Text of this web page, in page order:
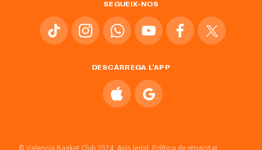
SEGUEIX-NOS
DESCÀRREGA L'APP
© Valencia Basket Club 2024. Avís legal. Política de privacitat.